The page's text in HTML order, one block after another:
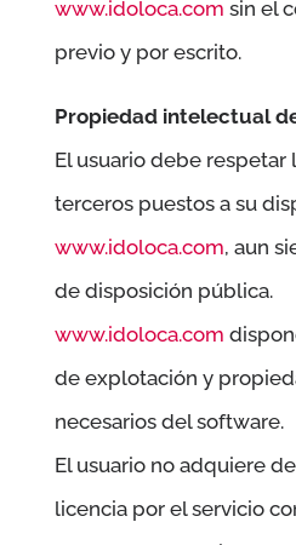
www.idoloca.com sin el
previo y por escrito.
Propiedad intelectual
El usuario debe respetar
terceros puestos a su
www.idoloca.com, aun
de disposición pública.
www.idoloca.com
de explotación y
necesarios del software.
El usuario no adquiere
licencia por el servicio